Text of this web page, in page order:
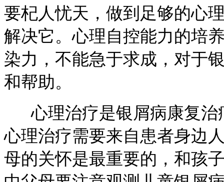
要杞人忧天，做到足够的心
解决它。心理自控能力的培
染力，不能急于求成，对于
和帮助。
心理治疗是银屑病康复治
心理治疗需要来自患者身边
母的关怀是最重要的，和孩